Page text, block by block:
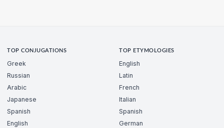
TOP CONJUGATIONS
Greek
Russian
Arabic
Japanese
Spanish
English
TOP ETYMOLOGIES
English
Latin
French
Italian
Spanish
German